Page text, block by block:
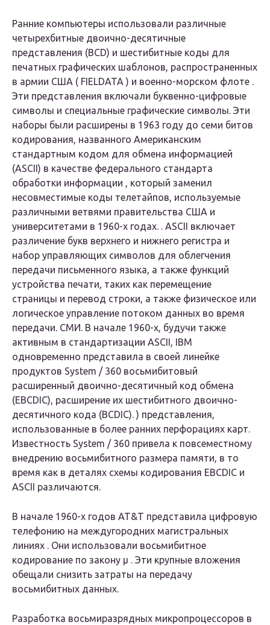
Ранние компьютеры использовали различные
четырехбитные двоично-десятичные
представления (BCD) и шестибитные коды для
печатных графических шаблонов, распространенных
в армии США ( FIELDATA ) и военно-морском флоте .
Эти представления включали буквенно-цифровые
символы и специальные графические символы. Эти
наборы были расширены в 1963 году до семи битов
кодирования, названного Американским
стандартным кодом для обмена информацией
(ASCII) в качестве федерального стандарта
обработки информации , который заменил
несовместимые коды телетайпов, используемые
различными ветвями правительства США и
университетами в 1960-х годах. . ASCII включает
различение букв верхнего и нижнего регистра и
набор управляющих символов для облегчения
передачи письменного языка, а также функций
устройства печати, таких как перемещение
страницы и перевод строки, а также физическое или
логическое управление потоком данных во время
передачи. СМИ. В начале 1960-х, будучи также
активным в стандартизации ASCII, IBM
одновременно представила в своей линейке
продуктов System / 360 восьмибитовый
расширенный двоично-десятичный код обмена
(EBCDIC), расширение их шестибитного двоично-
десятичного кода (BCDIC). ) представления,
использованные в более ранних перфорациях карт.
Известность System / 360 привела к повсеместному
внедрению восьмибитного размера памяти, в то
время как в деталях схемы кодирования EBCDIC и
ASCII различаются.
В начале 1960-х годов AT&T представила цифровую
телефонию на междугородних магистральных
линиях . Они использовали восьмибитное
кодирование по закону μ . Эти крупные вложения
обещали снизить затраты на передачу
восьмибитных данных.
Разработка восьмиразрядных микропроцессоров в